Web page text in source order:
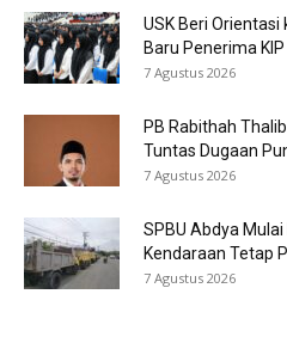
USK Beri
Baru Penerima
7 Agustus 2026
PB Rabithah
Tuntas Dugaan
7 Agustus 2026
SPBU Abdya
Kendaraan Tetap
7 Agustus 2026